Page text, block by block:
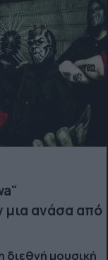
μια ανάσα από
διεθνή μουσική